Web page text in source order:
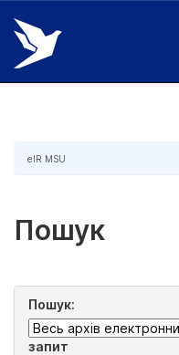
Skip
navigation
eIR MSU
Пошук
Пошук:
запит